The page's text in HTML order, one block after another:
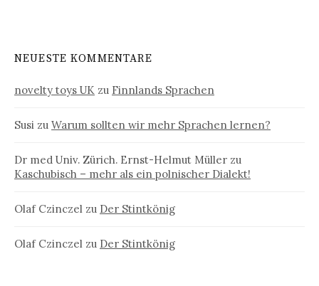
NEUESTE KOMMENTARE
novelty toys UK zu Finnlands Sprachen
Susi zu Warum sollten wir mehr Sprachen lernen?
Dr med Univ. Zürich. Ernst-Helmut Müller zu
Kaschubisch – mehr als ein polnischer Dialekt!
Olaf Czinczel zu Der Stintkönig
Olaf Czinczel zu Der Stintkönig